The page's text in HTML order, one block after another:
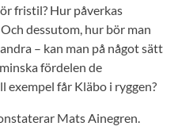
fristil? Hur påverkas
dessutom, hur bör man
– kan man på något sätt
fördelen de
exempel får Kläbo i ryggen?
Mats Ainegren.